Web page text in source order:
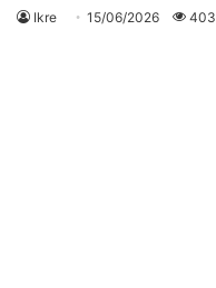
Ikre 15/06/2026 403